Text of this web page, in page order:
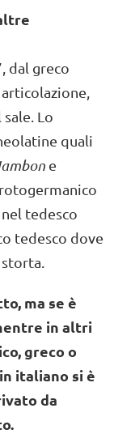
dal greco
Lo
quali
e
tedesco
tedesco dove
ma se è
in altri
greco o
italiano si è
da